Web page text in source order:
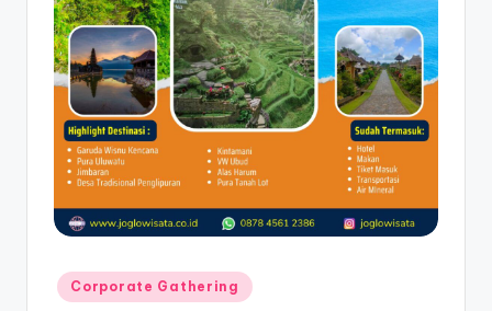
Posted
in
Corporate Gathering